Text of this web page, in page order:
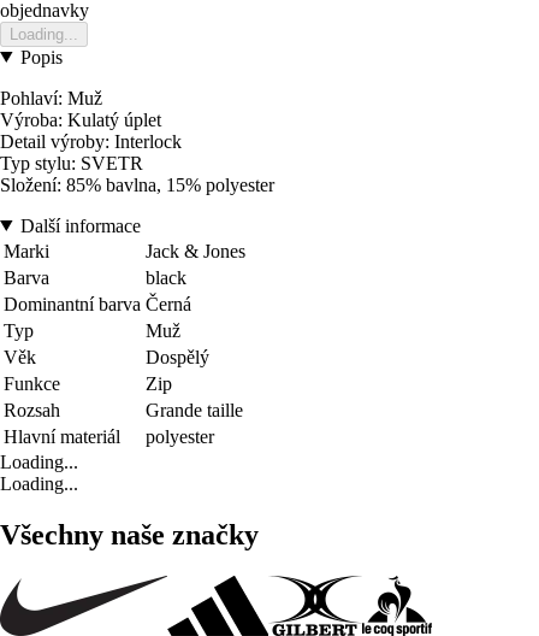
objednavky
Loading...
Popis
Pohlaví: Muž
Výroba: Kulatý úplet
Detail výroby: Interlock
Typ stylu: SVETR
Složení: 85% bavlna, 15% polyester
Další informace
Marki
Jack & Jones
Barva
black
Dominantní barva Černá
Typ
Muž
Věk
Dospělý
Funkce
Zip
Rozsah
Grande taille
Hlavní materiál
polyester
Loading...
Loading...
Všechny naše značky